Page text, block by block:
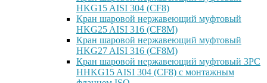
HKG15 AISI 304 (CF8)
Кран шаровой нержавеющий муфтовый
HKG25 AISI 316 (CF8M)
Кран шаровой нержавеющий муфтовый
HKG27 AISI 316 (CF8M)
Кран шаровой нержавеющий муфтовый 3PC
HHKG15 AISI 304 (CF8) с монтажным